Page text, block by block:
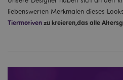
liebenswerten Merkmalen dieses
Tiermotivenzu kreieren,das alle